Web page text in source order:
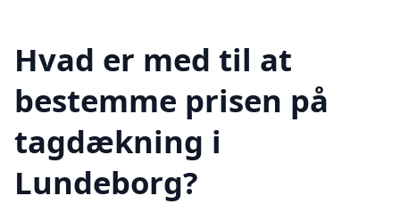
Hvad er med til at
bestemme prisen på
tagdækning i
Lundeborg?